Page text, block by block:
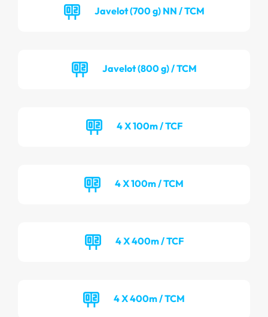
Javelot (700 g) NN / TCM
Javelot (800 g) / TCM
4 X 100m / TCF
4 X 100m / TCM
4 X 400m / TCF
4 X 400m / TCM